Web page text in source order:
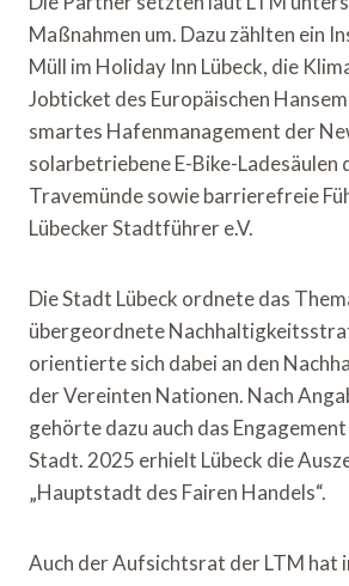
Maßnahmen um. Dazu zählten ein
Müll im Holiday Inn Lübeck, die
Jobticket des Europäischen
smartes Hafenmanagement der
solarbetriebene E-Bike-Ladesäulen
Travemünde sowie barrierefreie
Lübecker Stadtführer e.V.
Die Stadt Lübeck ordnete das
übergeordnete
orientierte sich dabei an den
der Vereinten Nationen. Nach
gehörte dazu auch das
Stadt. 2025 erhielt Lübeck die
„Hauptstadt des Fairen Handels“.
Auch der Aufsichtsrat der LTM hat